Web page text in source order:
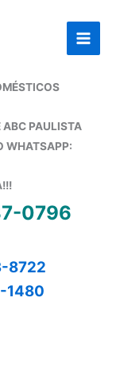
ABC PAULISTA
WHATSAPP:
0796
8722
1480